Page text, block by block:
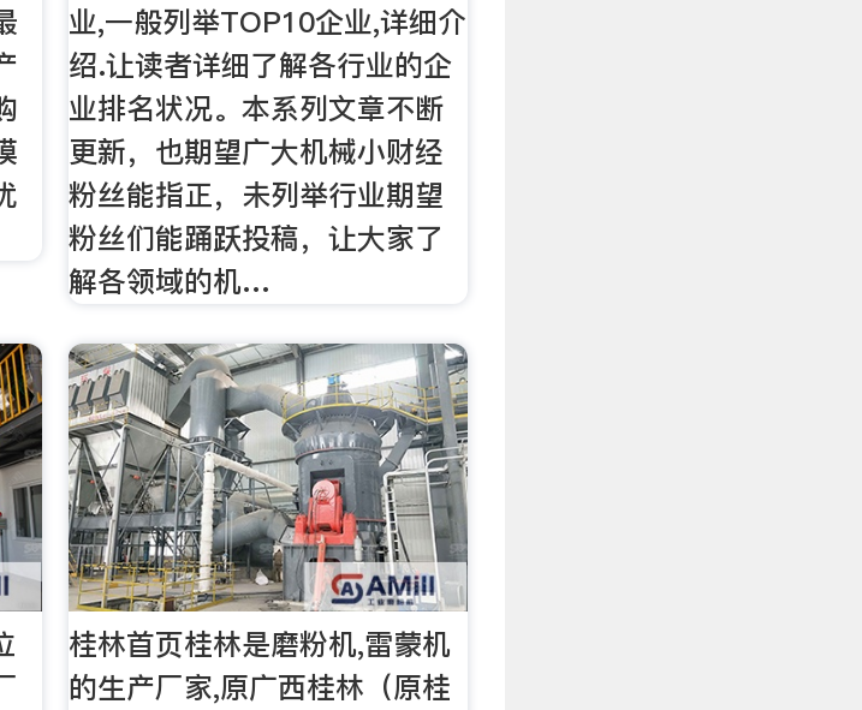
业,一般列举TOP10企业,详细介
绍.让读者详细了解各行业的企
业排名状况。本系列文章不断
更新，也期望广大机械小财经
粉丝能指正，未列举行业期望
粉丝们能踊跃投稿，让大家了
解各领域的机…
桂林首页桂林是磨粉机,雷蒙机
的生产厂家,原广西桂林（原桂